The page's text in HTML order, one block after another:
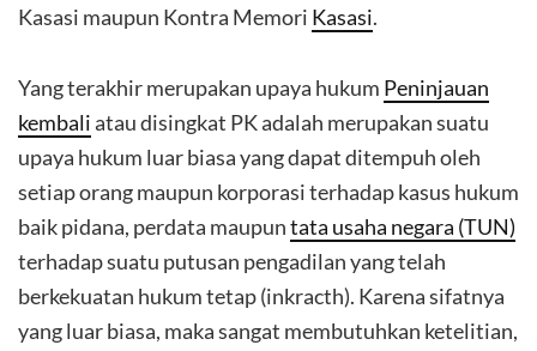
Kasasi maupun Kontra Memori Kasasi.
Yang terakhir merupakan upaya hukum Peninjauan
kembaliatau disingkat PK adalah merupakan suatu
upaya hukum luar biasa yang dapat ditempuh oleh
setiap orang maupun korporasi terhadap kasus hukum
baik pidana, perdata maupuntata usaha negara (TUN)
terhadap suatu putusan pengadilan yang telah
berkekuatan hukum tetap (inkracth). Karena sifatnya
yang luar biasa, maka sangat membutuhkan ketelitian,